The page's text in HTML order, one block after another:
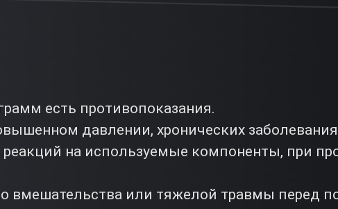
есть противопоказания.
давлении, хронических
на используемые компоненты, при
вмешательства или тяжелой травмы перед